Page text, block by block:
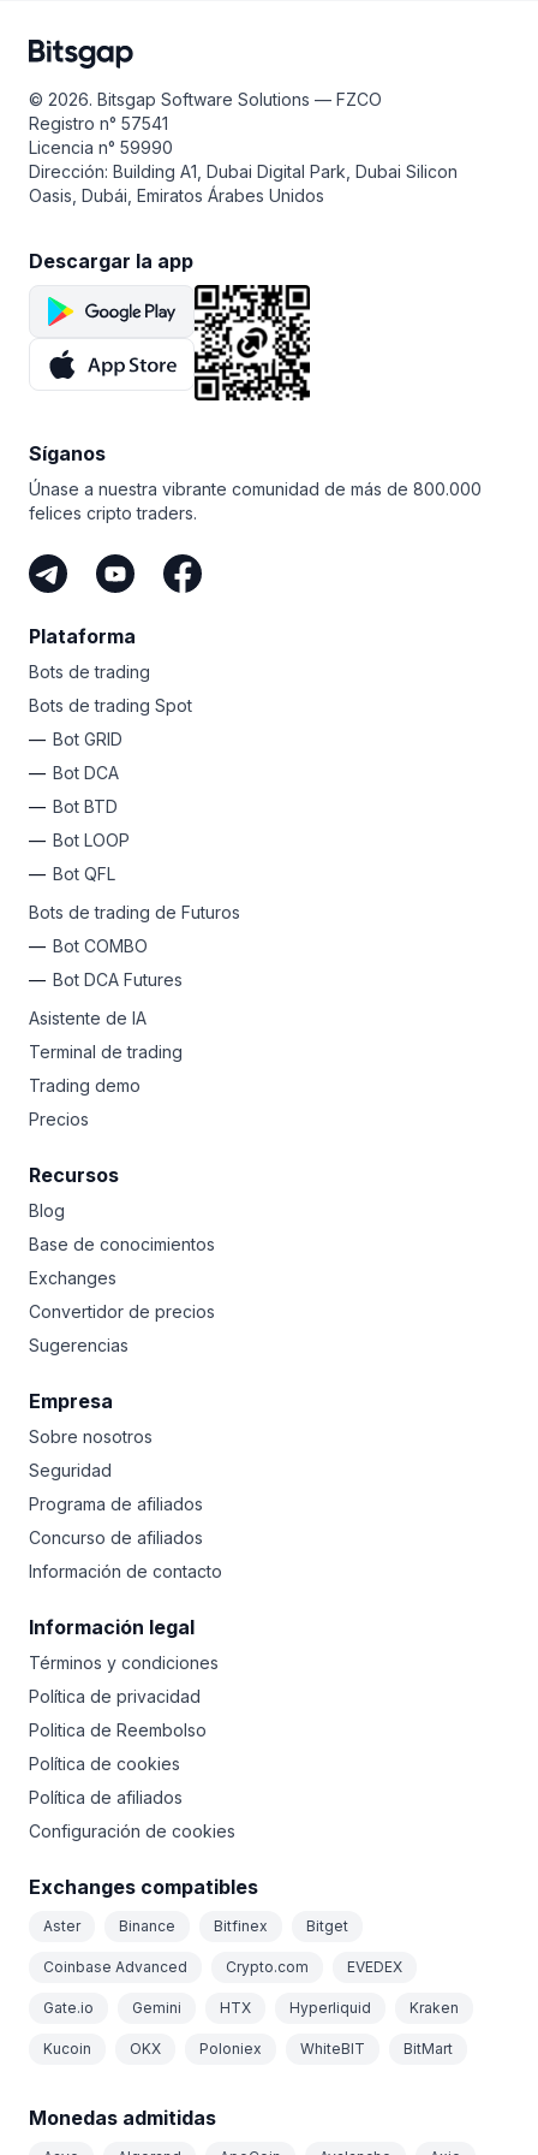
con criptomonedas para configurar reglas eficaces
y garantizar que todo marche perfectamente.
el riesgo de comprar LEO a un precio alto invirtiendo
a intervalos regulares. El GRID Bot resultará útil si quieres
cualquier par de LEO en particular no tiene una
dirección clara.
© 2026. Bitsgap Software Solutions — FZCO
Registro n° 57541
Licencia n° 59990
Dirección: Building A1, Dubai Digital Park, Dubai Silicon
Oasis, Dubái, Emiratos Árabes Unidos
Descargar la app
Síganos
Únase a nuestra vibrante comunidad de más de 800.000
felices cripto traders.
Plataforma
Bots de trading
Bots de trading Spot
Bot GRID
Bot DCA
Bot BTD
Bot LOOP
Bot QFL
Bots de trading de Futuros
Bot COMBO
Bot DCA Futures
Asistente de IA
Terminal de trading
Trading demo
Precios
Recursos
Blog
Base de conocimientos
Exchanges
Convertidor de precios
Sugerencias
Empresa
Sobre nosotros
Seguridad
Programa de afiliados
Concurso de afiliados
Información de contacto
Información legal
Términos y condiciones
Política de privacidad
Politica de Reembolso
Política de cookies
Política de afiliados
Configuración de cookies
Exchanges compatibles
Aster Binance Bitfinex Bitget
Coinbase Advanced Crypto.com EVEDEX
Gate.io Gemini HTX Hyperliquid Kraken
Kucoin OKX Poloniex WhiteBIT BitMart
Monedas admitidas